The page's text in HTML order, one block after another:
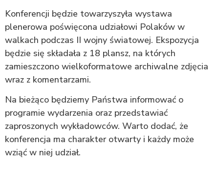
Konferencji będzie towarzyszyła wystawa
plenerowa poświęcona udziałowi Polaków w
walkach podczas II wojny światowej. Ekspozycja
będzie się składała z 18 plansz, na których
zamieszczono wielkoformatowe archiwalne zdjęcia
wraz z komentarzami.
Na bieżąco będziemy Państwa informować o
programie wydarzenia oraz przedstawiać
zaproszonych wykładowców. Warto dodać, że
konferencja ma charakter otwarty i każdy może
wziąć w niej udział.